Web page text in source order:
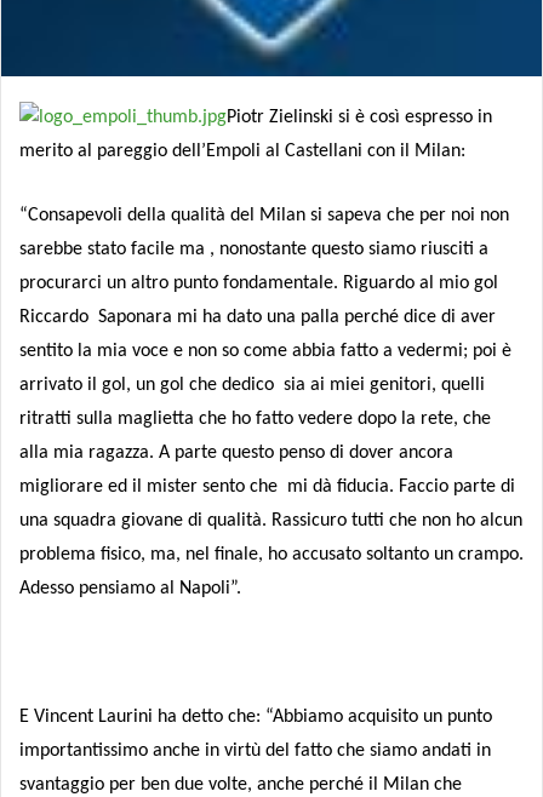
Piotr Zielinski si è così espresso in
merito al pareggio dell’Empoli al Castellani con il Milan:
“Consapevoli della qualità del Milan si sapeva che per noi non
sarebbe stato facile ma , nonostante questo siamo riusciti a
procurarci un altro punto fondamentale. Riguardo al mio gol
Riccardo Saponara mi ha dato una palla perché dice di aver
sentito la mia voce e non so come abbia fatto a vedermi; poi è
arrivato il gol, un gol che dedico sia ai miei genitori, quelli
ritratti sulla maglietta che ho fatto vedere dopo la rete, che
alla mia ragazza. A parte questo penso di dover ancora
migliorare ed il mister sento che mi dà fiducia. Faccio parte di
una squadra giovane di qualità. Rassicuro tutti che non ho alcun
problema fisico, ma, nel finale, ho accusato soltanto un crampo.
Adesso pensiamo al Napoli”.
E Vincent Laurini ha detto che: “Abbiamo acquisito un punto
importantissimo anche in virtù del fatto che siamo andati in
svantaggio per ben due volte, anche perché il Milan che